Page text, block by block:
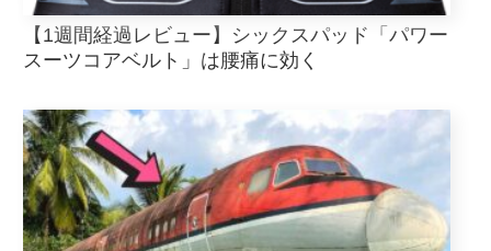
【1週間経過レビュー】シックスパッド「パワー
スーツコアベルト」は腰痛に効く